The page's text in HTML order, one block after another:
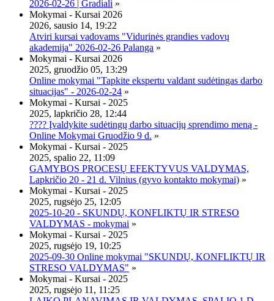
2026-02-26 | Gradiali »
Mokymai - Kursai 2026
2026, sausio 14, 19:22
Atviri kursai vadovams "Vidurinės grandies vadovų
akademija" 2026-02-26 Palanga »
Mokymai - Kursai 2026
2025, gruodžio 05, 13:29
Online mokymai "Tapkite ekspertu valdant sudėtingas darbo
situacijas" - 2026-02-24 »
Mokymai - Kursai - 2025
2025, lapkričio 28, 12:44
???? Įvaldykite sudėtingų darbo situacijų sprendimo meną -
Online Mokymai Gruodžio 9 d. »
Mokymai - Kursai - 2025
2025, spalio 22, 11:09
GAMYBOS PROCESŲ EFEKTYVUS VALDYMAS,
Lapkričio 20 - 21 d. Vilnius (gyvo kontakto mokymai) »
Mokymai - Kursai - 2025
2025, rugsėjo 25, 12:05
2025-10-20 - SKUNDŲ, KONFLIKTŲ IR STRESO
VALDYMAS - mokymai »
Mokymai - Kursai - 2025
2025, rugsėjo 19, 10:25
2025-09-30 Online mokymai "SKUNDŲ, KONFLIKTŲ IR
STRESO VALDYMAS" »
Mokymai - Kursai - 2025
2025, rugsėjo 11, 11:25